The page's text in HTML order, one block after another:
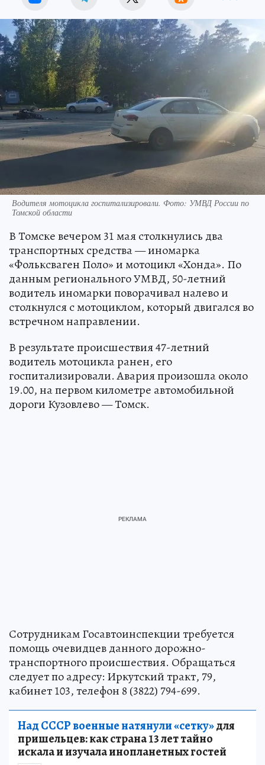
Водителя мотоцикла госпитализировали. Фото: УМВД России по
Томской области
В Томске вечером 31 мая столкнулись два
транспортных средства — иномарка
«Фольксваген Поло» и мотоцикл «Хонда». По
данным регионального УМВД, 50-летний
водитель иномарки поворачивал налево и
столкнулся с мотоциклом, который двигался во
встречном направлении.
В результате происшествия 47-летний
водитель мотоцикла ранен, его
госпитализировали. Авария произошла около
19.00, на первом километре автомобильной
дороги Кузовлево — Томск.
Сотрудникам Госавтоинспекции требуется
помощь очевидцев данного дорожно-
транспортного происшествия. Обращаться
следует по адресу: Иркутский тракт, 79,
кабинет 103, телефон 8 (3822) 794-699.
Над СССР военные натянули «сетку»для
пришельцев: как страна 13 лет тайно
искала и изучала инопланетных гостей